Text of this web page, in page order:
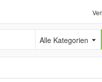
Alle Kategorien